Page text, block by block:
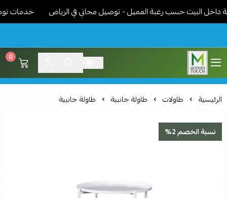
البيت حسب رغبة العميل - توصيل مجاني في الرياض خدمات
اثاث مودرن لمسة عصرية
0
الرئيسية طاولات طاولة جانبية طاولة جانبية
نسبة الخصم 2%